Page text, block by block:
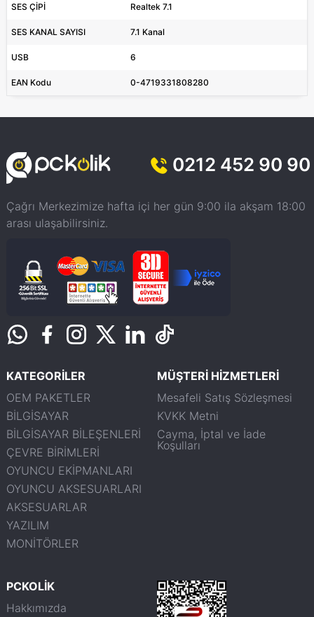
SES ÇİPİ Realtek 7.1
SES KANAL SAYISI 7.1 Kanal
USB 6
EAN Kodu 0-4719331808280
0212 452 90 90
Çağrı Merkezimize hafta içi her gün 9:00 ila akşam 18:00
arası ulaşabilirsiniz.
KATEGORİLER
OEM PAKETLER
BİLGİSAYAR
BİLGİSAYAR BİLEŞENLERİ
ÇEVRE BİRİMLERİ
OYUNCU EKİPMANLARI
OYUNCU AKSESUARLARI
AKSESUARLAR
YAZILIM
MONİTÖRLER
MÜŞTERİ HİZMETLERİ
Mesafeli Satış Sözleşmesi
KVKK Metni
Cayma, İptal ve İade
Koşulları
PCKOLİK
Hakkımızda